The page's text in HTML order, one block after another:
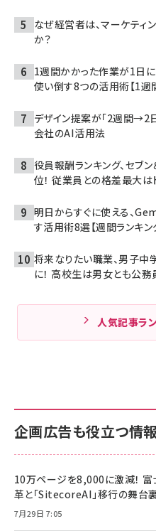
なぜ経営者は、マーケティ
か？
1週間かかった作業が1日
使い倒す8つの活用術【1週
デザイン提案が「2週間→2
会社のAI活用法
役員報酬ランキング、セブ
位！ 従業員との格差最大は
明日からすぐに使える、
す活用術8選【週間ランキン
将来なりたい職業、男子
に！ 高校生は男女とも公務
人気記事ラ
企画広告も役立つ情報
10万ページを8,000に激減！
革と「SitecoreAI」移行の舞台
7月29日 7:05